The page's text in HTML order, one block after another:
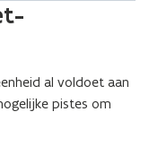
al voldoet aan
pistes om